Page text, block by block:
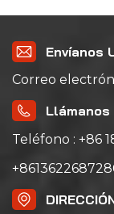
Envíanos
Correo
Llámanos
Teléfono : +86